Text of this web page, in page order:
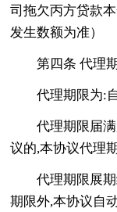
司拖欠丙方贷款
发生数额为准）
第四条 代理
代理期限为:
代理期限届
议的,本协议代理
代理期限展
期限外,本协议自